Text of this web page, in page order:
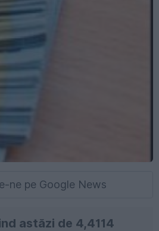
ne pe Google News
astăzi de 4,4114